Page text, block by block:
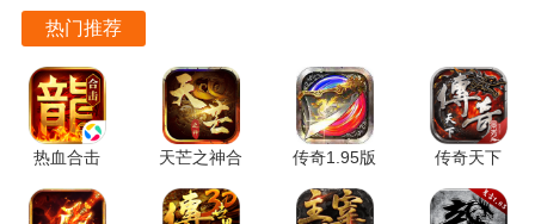
热血寻秦九游版游戏特色
游戏画面细腻，色彩丰富，角色和场景设计贴近传奇类游戏
安卓版
卓版
热门推荐
热血合击
2.7.302 安
卓版
天芒之神合
击 4.0.0 最
新版
传奇1.95版
本合击
1.95 安卓
传奇天下
1.0.20 手机
版